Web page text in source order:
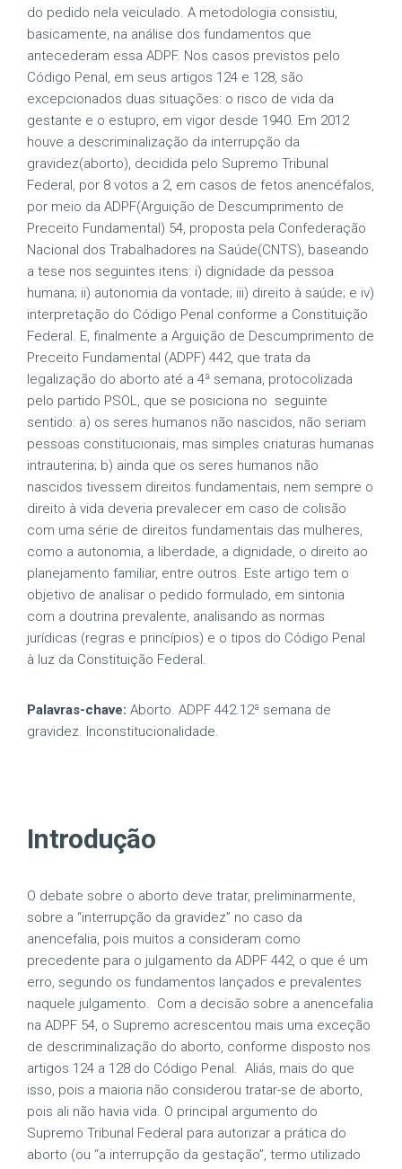
do pedido nela veiculado. A metodologia consistiu,
basicamente, na análise dos fundamentos que
antecederam essa ADPF. Nos casos previstos pelo
Código Penal, em seus artigos 124 e 128, são
excepcionados duas situações: o risco de vida da
gestante e o estupro, em vigor desde 1940. Em 2012
houve a descriminalização da interrupção da
gravidez(aborto), decidida pelo Supremo Tribunal
Federal, por 8 votos a 2, em casos de fetos anencéfalos,
por meio da ADPF(Arguição de Descumprimento de
Preceito Fundamental) 54, proposta pela Confederação
Nacional dos Trabalhadores na Saúde(CNTS), baseando
a tese nos seguintes itens: i) dignidade da pessoa
humana; ii) autonomia da vontade; iii) direito à saúde; e iv)
interpretação do Código Penal conforme a Constituição
Federal. E, finalmente a Arguição de Descumprimento de
Preceito Fundamental (ADPF) 442, que trata da
legalização do aborto até a 4ª semana, protocolizada
pelo partido PSOL, que se posiciona no seguinte
sentido: a) os seres humanos não nascidos, não seriam
pessoas constitucionais, mas simples criaturas humanas
intrauterina; b) ainda que os seres humanos não
nascidos tivessem direitos fundamentais, nem sempre o
direito à vida deveria prevalecer em caso de colisão
com uma série de direitos fundamentais das mulheres,
como a autonomia, a liberdade, a dignidade, o direito ao
planejamento familiar, entre outros. Este artigo tem o
objetivo de analisar o pedido formulado, em sintonia
com a doutrina prevalente, analisando as normas
jurídicas (regras e princípios) e o tipos do Código Penal
à luz da Constituição Federal.
Palavras-chave: Aborto. ADPF 442.12ª semana de
gravidez. Inconstitucionalidade.
Introdução
O debate sobre o aborto deve tratar, preliminarmente,
sobre a “interrupção da gravidez” no caso da
anencefalia, pois muitos a consideram como
precedente para o julgamento da ADPF 442, o que é um
erro, segundo os fundamentos lançados e prevalentes
naquele julgamento. Com a decisão sobre a anencefalia
na ADPF 54, o Supremo acrescentou mais uma exceção
de descriminalização do aborto, conforme disposto nos
artigos 124 a 128 do Código Penal. Aliás, mais do que
isso, pois a maioria não considerou tratar-se de aborto,
pois ali não havia vida. O principal argumento do
Supremo Tribunal Federal para autorizar a prática do
aborto (ou “a interrupção da gestação”, termo utilizado